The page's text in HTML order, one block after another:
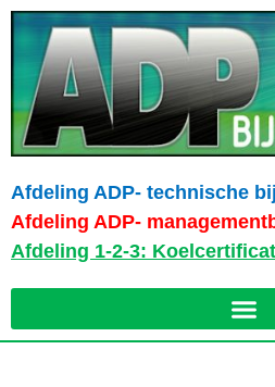
Afdeling ADP- technische
Afdeling ADP-
Afdeling 1-2-3: